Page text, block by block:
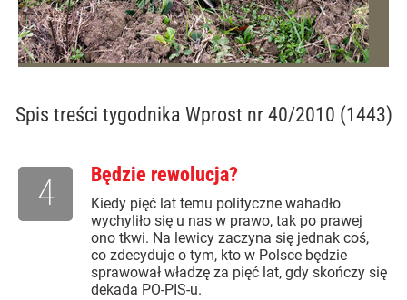
Spis treści tygodnika Wprost nr 40/2010 (1443)
Będzie rewolucja?
Kiedy pięć lat temu polityczne wahadło
wychyliło się u nas w prawo, tak po prawej
ono tkwi. Na lewicy zaczyna się jednak coś,
co zdecyduje o tym, kto w Polsce będzie
sprawował władzę za pięć lat, gdy skończy się
dekada PO-PIS-u.
4